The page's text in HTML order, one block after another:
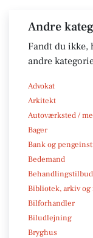
Andre
Fandt du ikke,
andre
Advokat
Arkitekt
Autoværksted /
Bager
Bank og
Bedemand
Behandlingstilbud
Bibliotek, arkiv og
Bilforhandler
Biludlejning
Bryghus